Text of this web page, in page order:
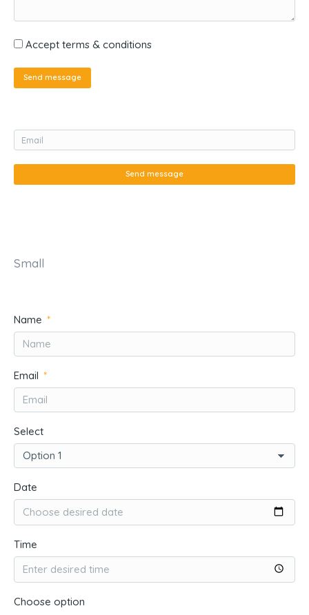
Accept terms & conditions
Send message
Send message
Small
Name
Email
Select
Date
Time
Choose option